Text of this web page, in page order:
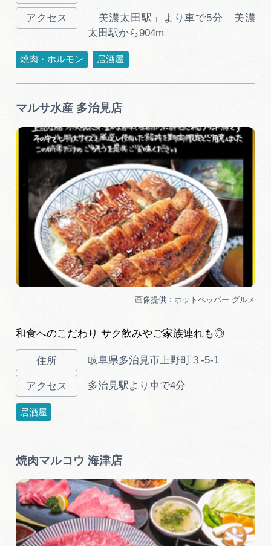
「美濃太田駅」より車で5分 美濃
太田駅から904m
焼肉・ホルモン 居酒屋
マルサ水産 多治見店
和食へのこだわり サク飲みやご家族連れも◎
岐阜県多治見市上野町３-5-1
多治見駅より車で4分
居酒屋
焼肉マルコウ 海津店